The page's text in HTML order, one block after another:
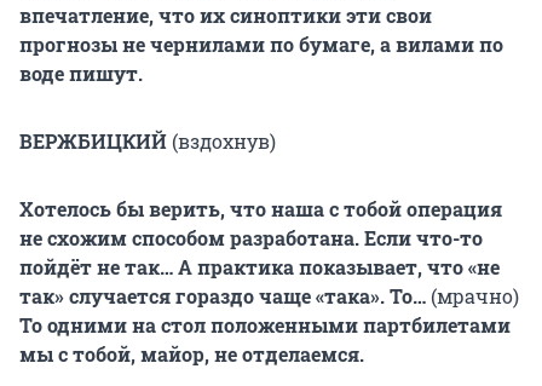
впечатление, что их синоптики эти свои
прогнозы не чернилами по бумаге, а вилами по
воде пишут.
ВЕРЖБИЦКИЙ (вздохнув)
Хотелось бы верить, что наша с тобой операция
не схожим способом разработана. Если что-то
пойдёт не так… А практика показывает, что «не
так» случается гораздо чаще «така». То… (мрачно)
То одними на стол положенными партбилетами
мы с тобой, майор, не отделаемся.